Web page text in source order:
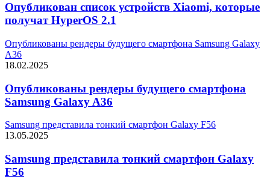
Опубликован список устройств Xiaomi, которые
получат HyperOS 2.1
Опубликованы рендеры будущего смартфона Samsung Galaxy
A36
18.02.2025
Опубликованы рендеры будущего смартфона
Samsung Galaxy A36
Samsung представила тонкий смартфон Galaxy F56
13.05.2025
Samsung представила тонкий смартфон Galaxy
F56